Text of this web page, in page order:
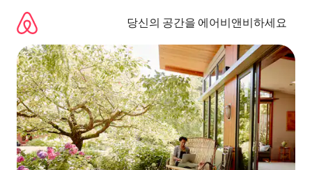
당신의 공간을 에어비앤비하세요